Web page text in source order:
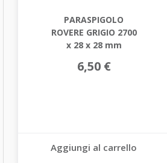
PARASPIGOLO
ROVERE GRIGIO 2700
x 28 x 28 mm
6,50 €
Aggiungi al carrello